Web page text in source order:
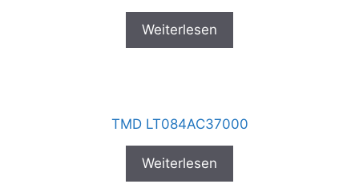
Weiterlesen
TMD LT084AC37000
Weiterlesen